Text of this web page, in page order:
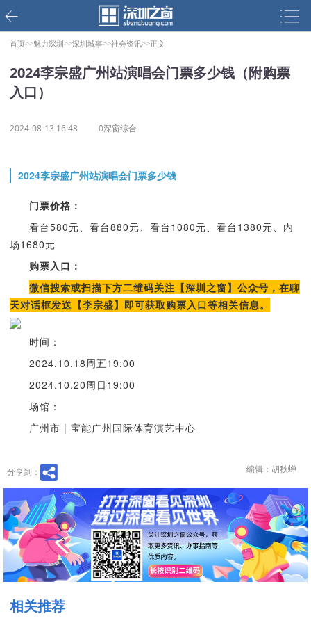
首页>>魅力深圳>>深圳城事>>社会资讯>>正文
2024李宗盛广州站演唱会门票多少钱（附购票
入口）
2024-08-13 16:48 0深窗综合
2024李宗盛广州站演唱会门票多少钱
门票价格：
看台580元、看台880元、看台1080元、看台1380元、内
场1680元
购票入口：
微信搜索或扫描下方二维码关注【深圳之窗】公众号，在聊
天对话框发送【李宗盛】即可获取购票入口等相关信息。
时间：
2024.10.18周五19:00
2024.10.20周日19:00
场馆：
广州市 | 宝能广州国际体育演艺中心
分享到： 编辑：胡秋蝉
相关推荐